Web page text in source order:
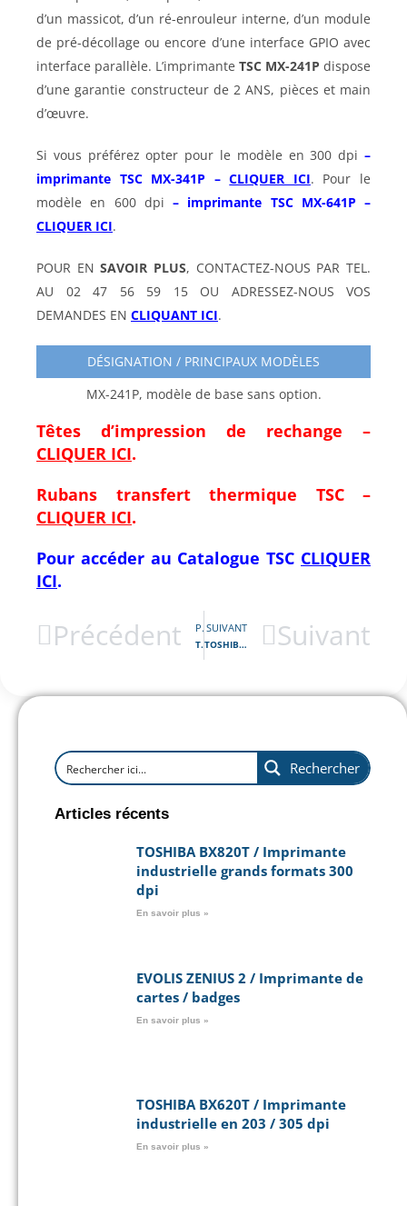
d’un massicot, d’un ré-enrouleur interne, d’un module
de pré-décollage ou encore d’une interface GPIO avec
interface parallèle. L’imprimante TSC MX-241P dispose
d’une garantie constructeur de 2 ANS, pièces et main
d’œuvre.
Si vous préférez opter pour le modèle en 300 dpi –
imprimante TSC MX-341P – CLIQUER ICI. Pour le
modèle en 600 dpi – imprimante TSC MX-641P –
CLIQUER ICI.
POUR ENSAVOIR PLUS, CONTACTEZ-NOUS PAR TEL.
AU 02 47 56 59 15 OU ADRESSEZ-NOUS VOS
DEMANDES EN CLIQUANT ICI.
DÉSIGNATION / PRINCIPAUX MODÈLES
MX-241P, modèle de base sans option.
Têtes d’impression de rechange –
CLIQUER ICI.
Rubans transfert thermique TSC –
CLIQUER ICI.
Pour accéder au CatalogueTSC CLIQUER
ICI.
Précédent PRÉCÉDENT
TSC MX341P / Imprimante d’étiquettes industrielle hautes performances
SUIVANT
TOSHIBA BV420D / Imprimante d’étiquettes thermiques en 203 / 300 dpi Suivant
Rechercher
Articles récents
TOSHIBA BX820T / Imprimante
industrielle grands formats 300
dpi
En savoir plus »
EVOLIS ZENIUS 2 / Imprimante de
cartes / badges
En savoir plus »
TOSHIBA BX620T / Imprimante
industrielle en 203 / 305 dpi
En savoir plus »